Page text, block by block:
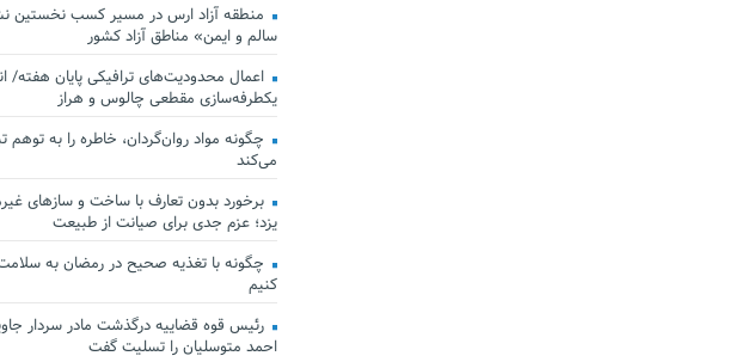
منطقه آزاد ارس در مسیر کسب نخستین
سالم و ایمن» مناطق آزاد کشور
اعمال محدودیت‌های ترافیکی پایان هفته/
یکطرفه‌سازی مقطعی چالوس و هراز
چگونه مواد روان‌گردان، خاطره را به توهم
می‌کند
برخورد بدون تعارف با ساخت‌ و سازهای
یزد؛ عزم جدی برای صیانت از طبیعت
چگونه با تغذیه صحیح در رمضان به
کنیم
رئیس قوه قضاییه درگذشت مادر سردار
احمد متوسلیان را تسلیت گفت